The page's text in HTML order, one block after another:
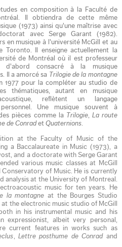
en composition à la Faculté de
Il obtiendra de cette même
(1973) ainsi qu'une maîtrise avec
avec Serge Garant (1982).
en musique à l'université McGill et au
Toronto. Il enseigne actuellement la
de Montréal où il est professeur
d'abord consacré à la musique
Il a amorcé sa Trilogie de la montagne
1977 pour la compléter au studio de
thématiques, autant en musique
reflètent un langage
Une musique souvent à
pièces comme la Trilogie, La route
de ConradetQuaternions.
at the Faculty of Music of the
a Baccalaureate in Music (1973), a
and a doctorate with Serge Garant
various music classes at McGill
of Music. He is currently
analysis at the University of Montreal.
music for ten years. He
la montagne at the Bourges Studio
the electronic music studio of McGill
in his instrumental music and his
expressionist, albeit very personal,
current features in works such as
, Lettre posthume de Conradand